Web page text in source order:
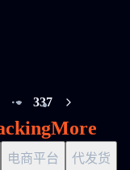
More pages
337
电商平台 代发货